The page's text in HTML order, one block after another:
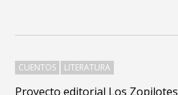
Proyecto editorial Los Zopilotes
CUENTOS LITERATURA